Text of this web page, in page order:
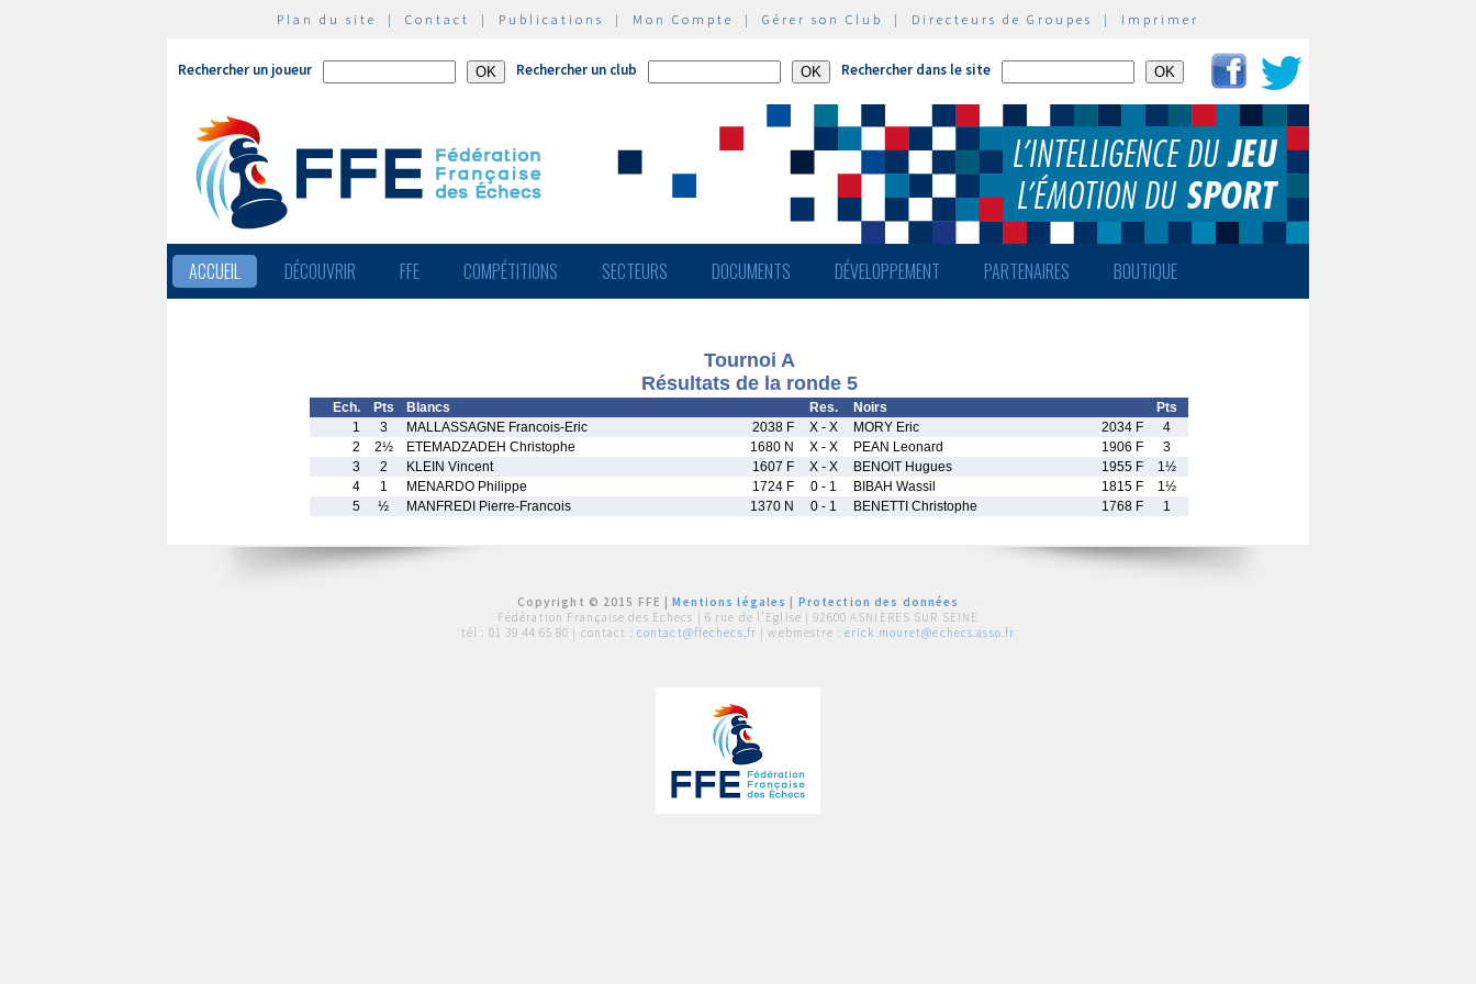
Plan du site | Contact | Publications | Mon Compte | Gérer son Club | Directeurs de Groupes | Imprimer
Rechercher un joueur Rechercher un club Rechercher dans le site
ACCUEIL DÉCOUVRIR FFE COMPÉTITIONS SECTEURS DOCUMENTS DÉVELOPPEMENT PARTENAIRES BOUTIQUE
Tournoi A
Résultats de la ronde 5
Ech. Pts Blancs Res. Noirs
Pts
1
3 MALLASSAGNE Francois-Eric 2038 F X - X MORY Eric 2034 F
4
2
2½ ETEMADZADEH Christophe 1680 N X - X PEAN Leonard 1906 F
3
3
2 KLEIN Vincent 1607 F X - X BENOIT Hugues 1955 F
1½
4
1 MENARDO Philippe 1724 F 0 - 1 BIBAH Wassil 1815 F
1½
5
½ MANFREDI Pierre-Francois 1370 N 0 - 1 BENETTI Christophe 1768 F 1
Copyright © 2015 FFE |Mentions légales
Protection des données
Fédération Française des Echecs | 6 rue de l'Eglise | 92600 ASNIERES SUR SEINE
tél : 01 39 44 65 80 | contact : contact@ffechecs.fr | webmestre : erick.mouret@echecs.asso.fr